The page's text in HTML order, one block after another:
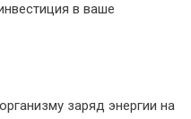
в ваше
заряд энергии на